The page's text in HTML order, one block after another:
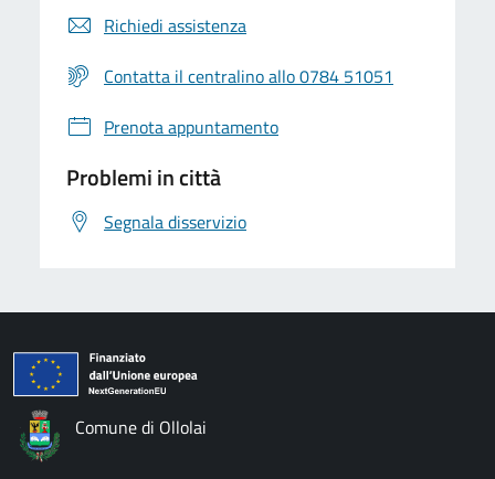
Richiedi assistenza
Contatta il centralino allo 0784 51051
Prenota appuntamento
Problemi in città
Segnala disservizio
Comune di Ollolai